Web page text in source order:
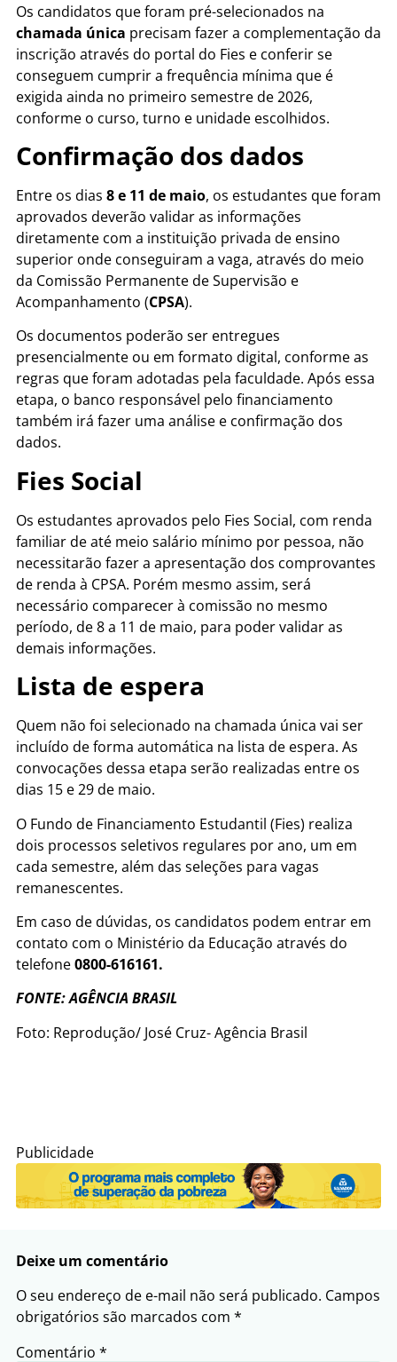
Os candidatos que foram pré-selecionados na
chamada única precisam fazer a complementação da
inscrição através do portal do Fies e conferir se
conseguem cumprir a frequência mínima que é
exigida ainda no primeiro semestre de 2026,
conforme o curso, turno e unidade escolhidos.
Confirmação dos dados
Entre os dias 8 e 11 de maio, os estudantes que foram
aprovados deverão validar as informações
diretamente com a instituição privada de ensino
superior onde conseguiram a vaga, através do meio
da Comissão Permanente de Supervisão e
Acompanhamento (CPSA).
Os documentos poderão ser entregues
presencialmente ou em formato digital, conforme as
regras que foram adotadas pela faculdade. Após essa
etapa, o banco responsável pelo financiamento
também irá fazer uma análise e confirmação dos
dados.
Fies Social
Os estudantes aprovados pelo Fies Social, com renda
familiar de até meio salário mínimo por pessoa, não
necessitarão fazer a apresentação dos comprovantes
de renda à CPSA. Porém mesmo assim, será
necessário comparecer à comissão no mesmo
período, de 8 a 11 de maio, para poder validar as
demais informações.
Lista de espera
Quem não foi selecionado na chamada única vai ser
incluído de forma automática na lista de espera. As
convocações dessa etapa serão realizadas entre os
dias 15 e 29 de maio.
O Fundo de Financiamento Estudantil (Fies) realiza
dois processos seletivos regulares por ano, um em
cada semestre, além das seleções para vagas
remanescentes.
Em caso de dúvidas, os candidatos podem entrar em
contato com o Ministério da Educação através do
telefone0800-616161.
FONTE: AGÊNCIA BRASIL
Foto: Reprodução/ José Cruz- Agência Brasil
Publicidade
Deixe um comentário
O seu endereço de e-mail não será publicado. Campos
obrigatórios são marcados com *
Comentário *